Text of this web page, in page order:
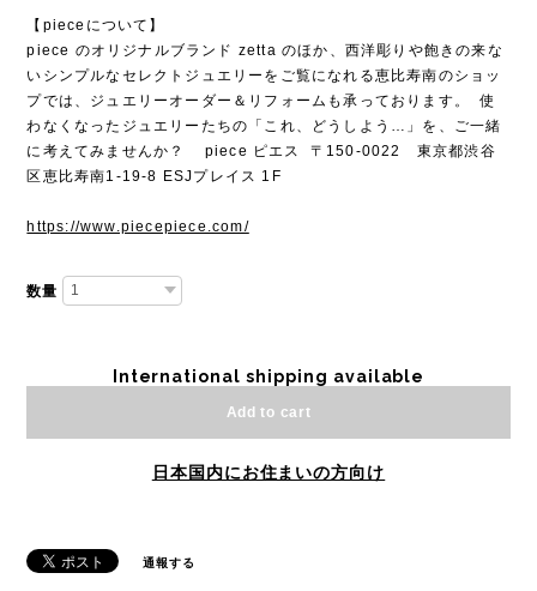
【pieceについて】
piece のオリジナルブランド zetta のほか、西洋彫りや飽きの来な
いシンプルなセレクトジュエリーをご覧になれる恵比寿南のショッ
プでは、ジュエリーオーダー＆リフォームも承っております。 使
わなくなったジュエリーたちの「これ、どうしよう…」を、ご一緒
に考えてみませんか？ piece ピエス 〒150-0022 東京都渋谷
区恵比寿南1-19-8 ESJプレイス 1F
https://www.piecepiece.com/
数量
International shipping available
Add to cart
日本国内にお住まいの方向け
通報する